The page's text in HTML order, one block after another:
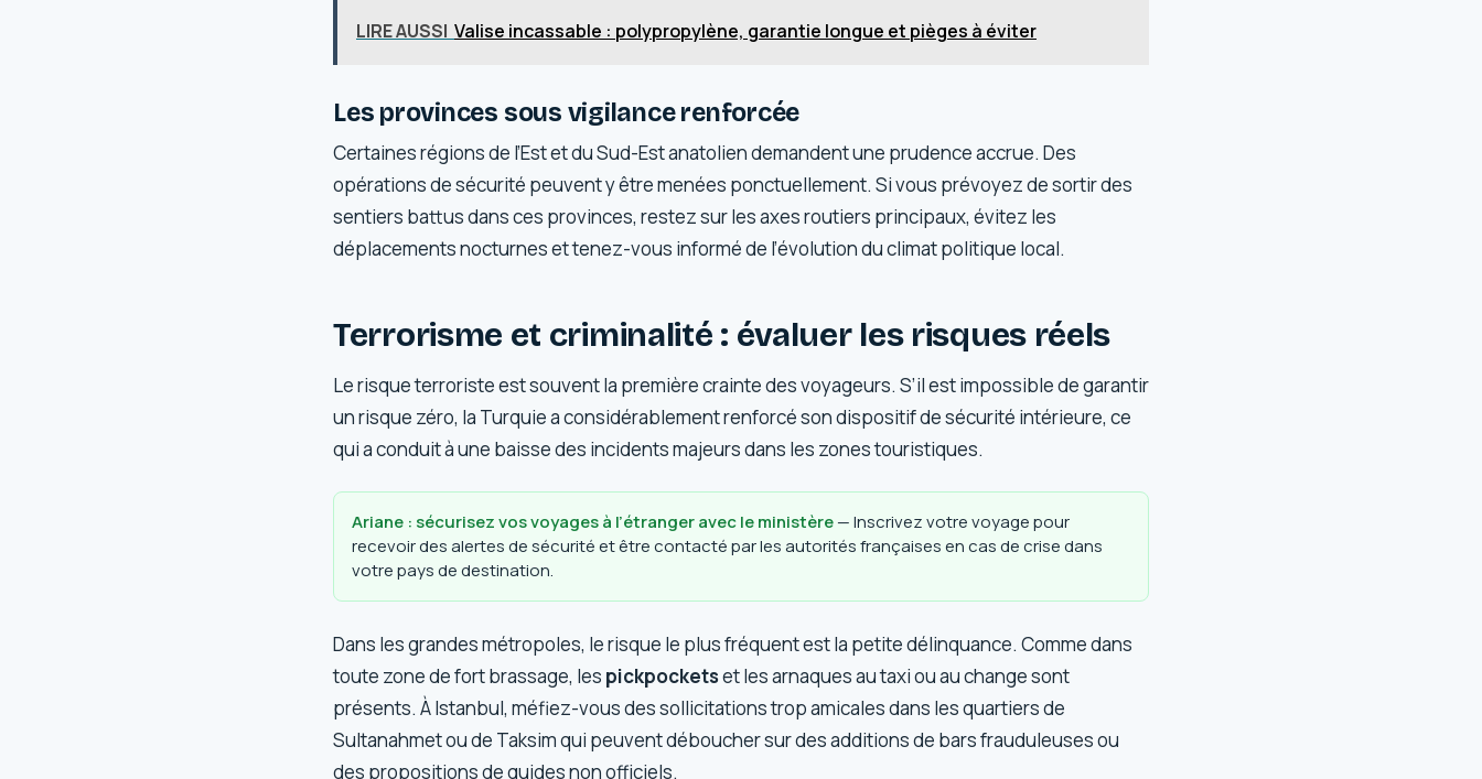
LIRE AUSSI Valise incassable : polypropylène, garantie longue et pièges à éviter
Les provinces sous vigilance renforcée
Certaines régions de l’Est et du Sud-Est anatolien demandent une prudence accrue. Des
opérations de sécurité peuvent y être menées ponctuellement. Si vous prévoyez de sortir des
sentiers battus dans ces provinces, restez sur les axes routiers principaux, évitez les
déplacements nocturnes et tenez-vous informé de l’évolution du climat politique local.
Terrorisme et criminalité : évaluer les risques réels
Le risque terroriste est souvent la première crainte des voyageurs. S’il est impossible de garantir
un risque zéro, la Turquie a considérablement renforcé son dispositif de sécurité intérieure, ce
qui a conduit à une baisse des incidents majeurs dans les zones touristiques.
Ariane : sécurisez vos voyages à l’étranger avec le ministère— Inscrivez votre voyage pour
recevoir des alertes de sécurité et être contacté par les autorités françaises en cas de crise dans
votre pays de destination.
Dans les grandes métropoles, le risque le plus fréquent est la petite délinquance. Comme dans
toute zone de fort brassage, les pickpocketset les arnaques au taxi ou au change sont
présents. À Istanbul, méfiez-vous des sollicitations trop amicales dans les quartiers de
Sultanahmet ou de Taksim qui peuvent déboucher sur des additions de bars frauduleuses ou
des propositions de guides non officiels.